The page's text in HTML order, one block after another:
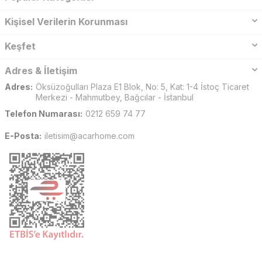
Kişisel Verilerin Korunması
Keşfet
Adres & İletişim
Adres: Öksüzoğulları Plaza E1 Blok, No: 5, Kat: 1-4 İstoç Ticaret
Merkezi - Mahmutbey, Bağcılar - İstanbul
Telefon Numarası: 0212 659 74 77
E-Posta: iletisim@acarhome.com